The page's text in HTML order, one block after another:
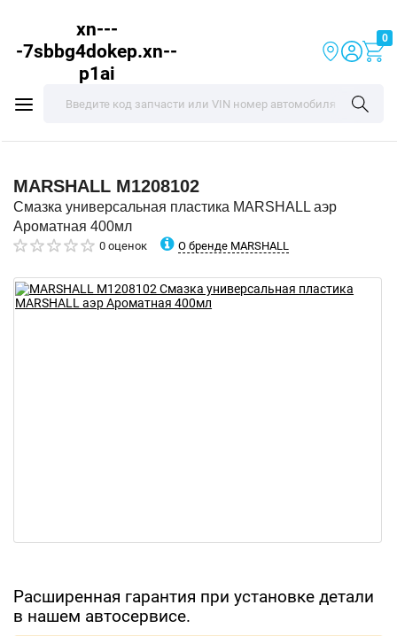
xn---
-7sbbg4dokep.xn--
p1ai
0
MARSHALL M1208102
Смазка универсальная пластика MARSHALL аэр
Ароматная 400мл
0 оценок О бренде MARSHALL
Расширенная гарантия при установке детали
в нашем автосервисе.